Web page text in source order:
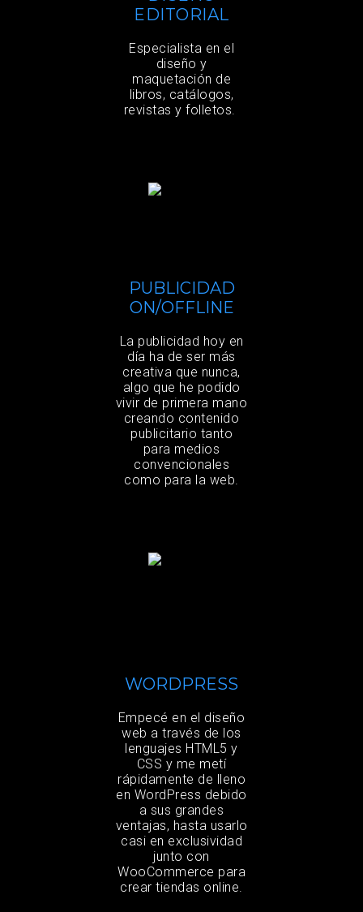
EDITORIAL
Especialista en el
diseño y
maquetación de
libros, catálogos,
revistas y folletos.
PUBLICIDAD
ON/OFFLINE
La publicidad hoy en
día ha de ser más
creativa que nunca,
algo que he podido
vivir de primera mano
creando contenido
publicitario tanto
para medios
convencionales
como para la web.
WORDPRESS
Empecé en el diseño
web a través de los
lenguajes HTML5 y
CSS y me metí
rápidamente de lleno
en WordPress debido
a sus grandes
ventajas, hasta usarlo
casi en exclusividad
junto con
WooCommerce para
crear tiendas online.